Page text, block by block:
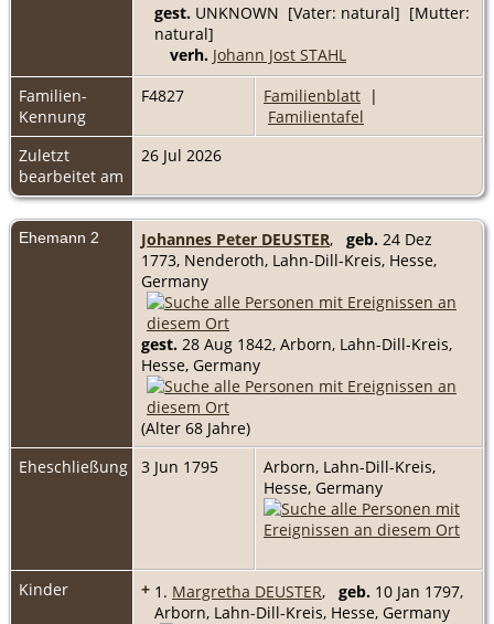
gest. UNKNOWN [Vater: natural] [Mutter:
natural]
verh. Johann Jost STAHL
Familien-
Kennung
F4827 Familienblatt |
Familientafel
Zuletzt
bearbeitet am
26 Jul 2026
Ehemann 2 Johannes Peter DEUSTER, geb. 24 Dez
1773, Nenderoth, Lahn-Dill-Kreis, Hesse,
Germany
gest. 28 Aug 1842, Arborn, Lahn-Dill-Kreis,
Hesse, Germany
(Alter 68 Jahre)
Eheschließung
3 Jun 1795
Arborn, Lahn-Dill-Kreis,
Hesse, Germany
Kinder + 1. Margretha DEUSTER, geb. 10 Jan 1797,
Arborn, Lahn-Dill-Kreis, Hesse, Germany